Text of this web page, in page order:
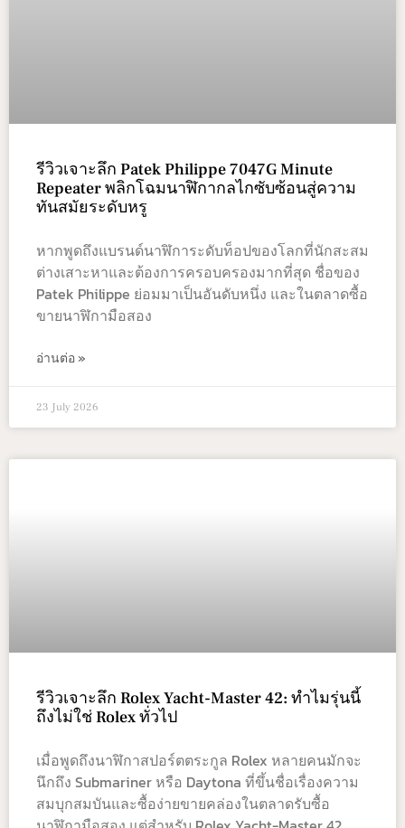
รีวิวเจาะลึก Patek Philippe 7047G Minute
Repeater พลิกโฉมนาฬิกากลไกซับซ้อนสู่ความ
ทันสมัยระดับหรู
หากพูดถึงแบรนด์นาฬิการะดับท็อปของโลกที่นักสะสม
ต่างเสาะหาและต้องการครอบครองมากที่สุด ชื่อของ
Patek Philippe ย่อมมาเป็นอันดับหนึ่ง และในตลาดซื้อ
ขายนาฬิกามือสอง
อ่านต่อ »
23 July 2026
รีวิวเจาะลึก Rolex Yacht-Master 42: ทำไมรุ่นนี้
ถึงไม่ใช่ Rolex ทั่วไป
เมื่อพูดถึงนาฬิกาสปอร์ตตระกูล Rolex หลายคนมักจะ
นึกถึง Submariner หรือ Daytona ที่ขึ้นชื่อเรื่องความ
สมบุกสมบันและซื้อง่ายขายคล่องในตลาดรับซื้อ